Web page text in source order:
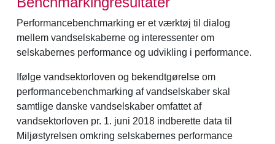
Performancebenchmarking er et værktøj til dialog
mellem vandselskaberne og interessenter om
selskabernes performance og udvikling i performance.
Ifølge vandsektorloven og bekendtgørelse om
performancebenchmarking af vandselskaber skal
samtlige danske vandselskaber omfattet af
vandsektorloven pr. 1. juni 2018 indberette data til
Miljøstyrelsen omkring selskabernes performance